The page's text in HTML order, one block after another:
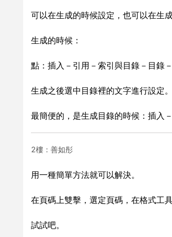
可以在生成的時候設定，也可以在生成
生成的時候：
點：插入－引用－索引與目錄－目錄
生成之後選中目錄裡的文字進行設定。
最簡便的，是生成目錄的時候：插入
2樓：善如彤
用一種簡單方法就可以解決。
在頁碼上雙擊，選定頁碼，在格式工
試試吧。